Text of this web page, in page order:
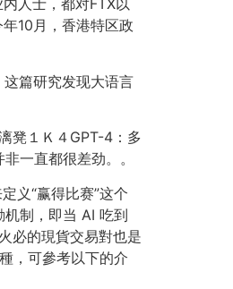
人士，都对FTX以
10月，香港特区政
篇研究发现大语言
凳１Ｋ４GPT-4：多
一直都很差劲。。
义“赢得比赛”这个
机制，即当 AI 吃到
必的現貨交易對也是
，可參考以下的介